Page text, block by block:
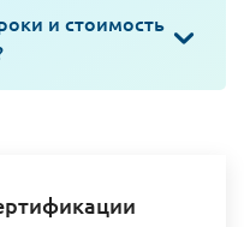
и стоимость